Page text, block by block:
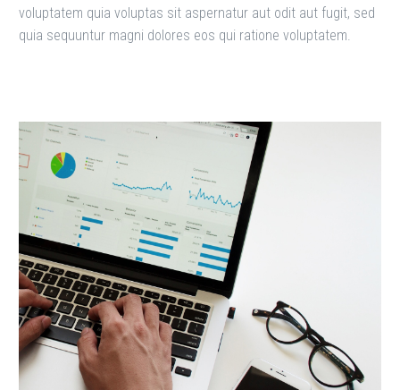
voluptatem quia voluptas sit aspernatur aut odit aut fugit, sed
quia sequuntur magni dolores eos qui ratione voluptatem.